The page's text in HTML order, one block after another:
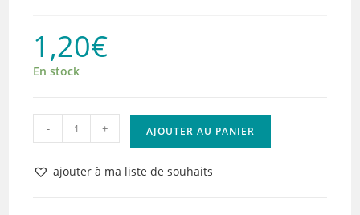
1,20€
En stock
quantité
de
Papier
- + AJOUTER AU PANIER
ajouter à ma liste de souhaits